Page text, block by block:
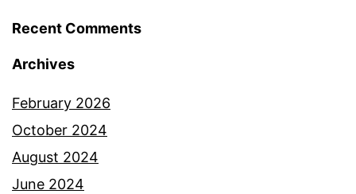
Recent Comments
Archives
February 2026
October 2024
August 2024
June 2024